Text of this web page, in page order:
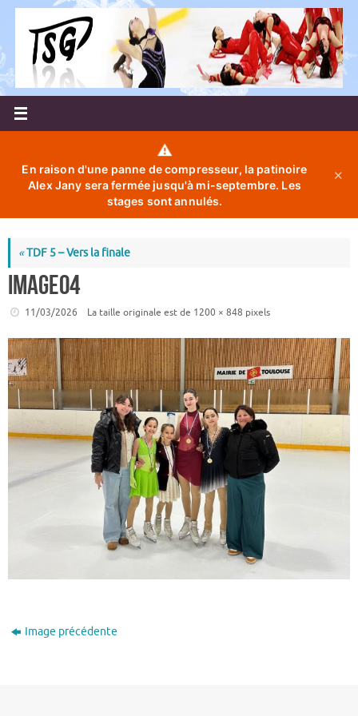
Passer
contenu
⚠️
En raison d'une panne de compresseur, la patinoire
Alex Jany sera fermée jusqu'à mi-septembre. Les
stages sont annulés.
✕
«TDF 5 – Vers la finale
Image04
11/03/2026 La taille originale est de 1200 × 848 pixels
Image précédente